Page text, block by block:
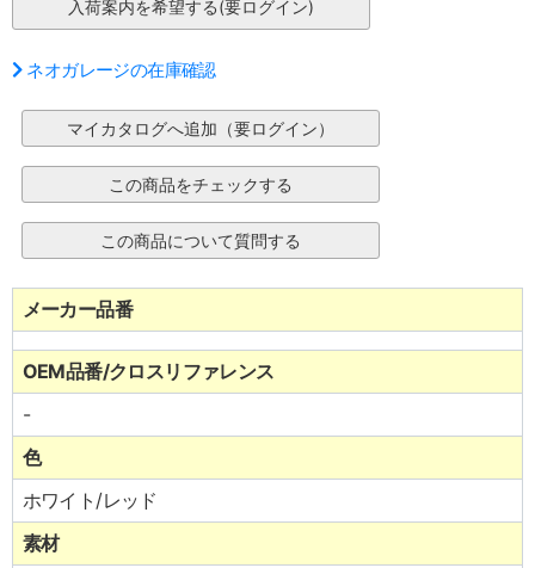
ネオガレージの在庫確認
メーカー品番
OEM品番/クロスリファレンス
-
色
ホワイト/レッド
素材